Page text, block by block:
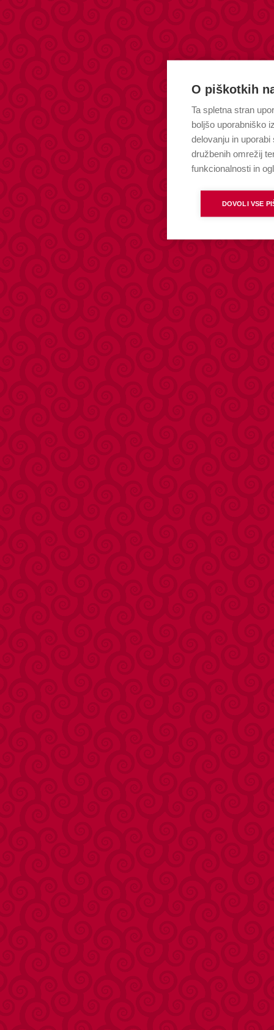
O piškotkih
Ta spletna stran
boljšo uporabniško
delovanju in
družbenih omrežij
funkcionalnosti in
DOVOLI VSE